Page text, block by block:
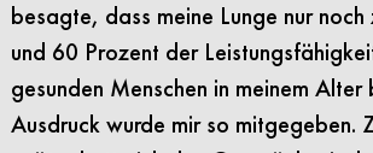
besagte, dass meine Lunge nur noch
und 60 Prozent der
gesunden Menschen in meinem
Ausdruck wurde mir so mitgegeben.